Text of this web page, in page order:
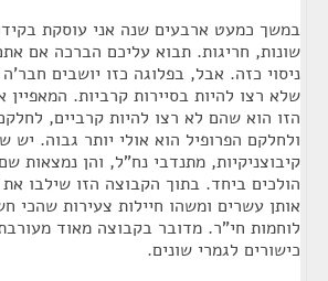
במשך כמעט ארבעים שנה אני עוסקת
שונות, חריגות. תבוא עליכם הברכה אם
ניסוי כזה. אבל, בפלוגה כזו יושבים
שלא רצו להיות בסיירות קרביות. המאפיין
ולחלקם הפרופיל הוא אולי יותר גבוה. יש
קיבוצניקיות, מתנדבי נח"ל, והן נמצאות
הולכים ביחד. בתוך הקבוצה הזו שילבו
אותן עשרים ומשהו חיילות צעירות שהכי
לוחמות חי"ר. מדובר בקבוצה מאוד
כישורים לגמרי שונים.